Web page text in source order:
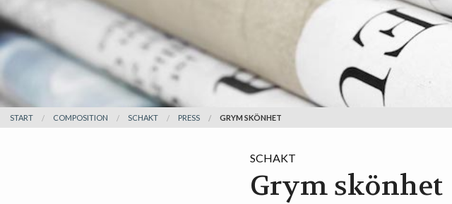
ORGAN
PRESS
START COMPOSITION SCHAKT PRESS GRYM SKÖNHET
SCHAKT
Grym skönhet